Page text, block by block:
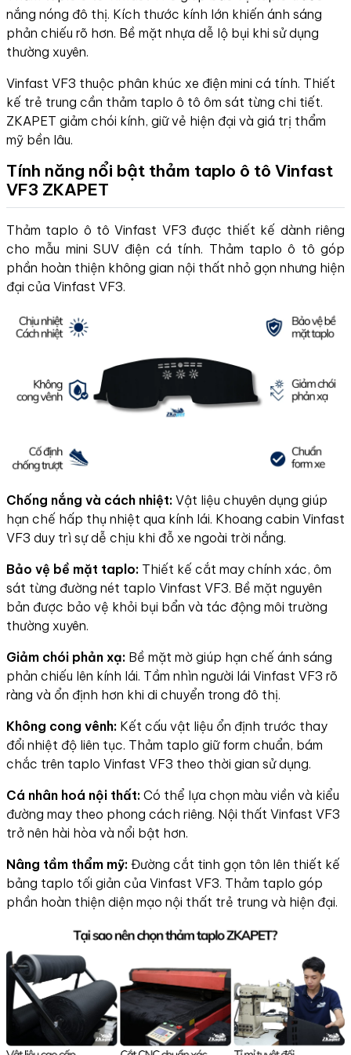
nắng nóng đô thị. Kích thước kính lớn khiến ánh sáng
phản chiếu rõ hơn. Bề mặt nhựa dễ lộ bụi khi sử dụng
thường xuyên.
Vinfast VF3 thuộc phân khúc xe điện mini cá tính. Thiết
kế trẻ trung cần thảm taplo ô tô ôm sát từng chi tiết.
ZKAPET giảm chói kính, giữ vẻ hiện đại và giá trị thẩm
mỹ bền lâu.
Tính năng nổi bật thảm taplo ô tô Vinfast
VF3 ZKAPET
Thảm taplo ô tô Vinfast VF3 được thiết kế dành riêng
cho mẫu mini SUV điện cá tính. Thảm taplo ô tô góp
phần hoàn thiện không gian nội thất nhỏ gọn nhưng hiện
đại của Vinfast VF3.
Chống nắng và cách nhiệt: Vật liệu chuyên dụng giúp
hạn chế hấp thụ nhiệt qua kính lái. Khoang cabin Vinfast
VF3 duy trì sự dễ chịu khi đỗ xe ngoài trời nắng.
Bảo vệ bề mặt taplo: Thiết kế cắt may chính xác, ôm
sát từng đường nét taplo Vinfast VF3. Bề mặt nguyên
bản được bảo vệ khỏi bụi bẩn và tác động môi trường
thường xuyên.
Giảm chói phản xạ: Bề mặt mờ giúp hạn chế ánh sáng
phản chiếu lên kính lái. Tầm nhìn người lái Vinfast VF3 rõ
ràng và ổn định hơn khi di chuyển trong đô thị.
Không cong vênh: Kết cấu vật liệu ổn định trước thay
đổi nhiệt độ liên tục. Thảm taplo giữ form chuẩn, bám
chắc trên taplo Vinfast VF3 theo thời gian sử dụng.
Cá nhân hoá nội thất: Có thể lựa chọn màu viền và kiểu
đường may theo phong cách riêng. Nội thất Vinfast VF3
trở nên hài hòa và nổi bật hơn.
Nâng tầm thẩm mỹ: Đường cắt tinh gọn tôn lên thiết kế
bảng taplo tối giản của Vinfast VF3. Thảm taplo góp
phần hoàn thiện diện mạo nội thất trẻ trung và hiện đại.